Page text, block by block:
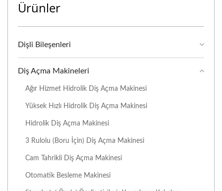
Ürünler
Dişli Bileşenleri
Diş Açma Makineleri
Ağır Hizmet Hidrolik Diş Açma Makinesi
Yüksek Hızlı Hidrolik Diş Açma Makinesi
Hidrolik Diş Açma Makinesi
3 Rulolu (Boru İçin) Diş Açma Makinesi
Cam Tahrikli Diş Açma Makinesi
Otomatik Besleme Makinesi